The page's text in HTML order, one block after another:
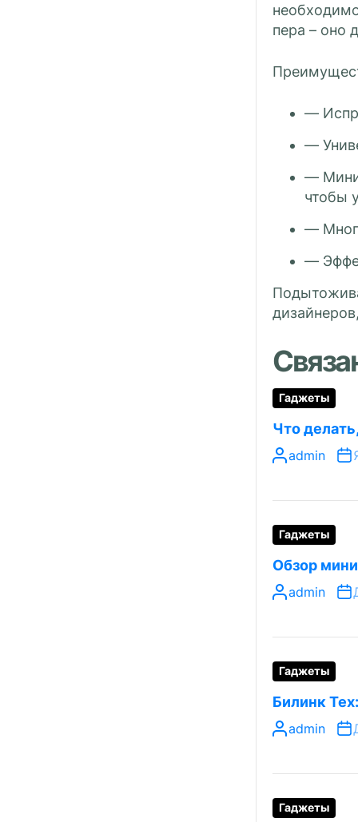
пера – оно
—
—
—
чтобы
—
—
Гаджеты
Что
admin
Гаджеты
Обзор
admin
Гаджеты
Билинк
admin
Гаджеты